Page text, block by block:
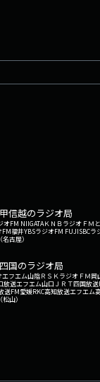
信越のラジオ局
オFM NIIGATAＫＮＢラジオ ＦＭ
FM福井YBSラジオFM FUJISBCラ
古屋）
国のラジオ局
エフエム山陰ＲＳＫラジオ ＦＭ岡
放送エフエム山口 ＪＲＴ四国放送
送FM愛媛RKC高知放送エフエム
山）